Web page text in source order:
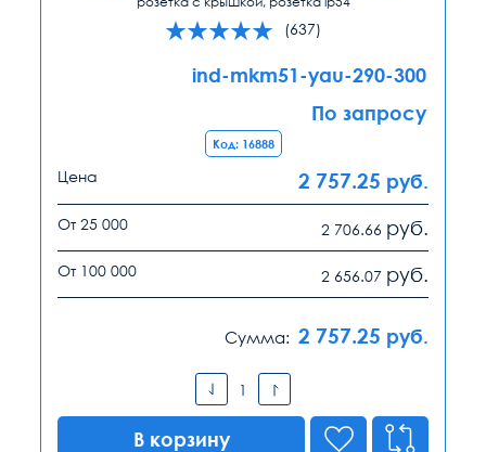
(637)
ind-mkm51-yau-290-300
По запросу
Код: 16888
Цена 2 757.25 руб.
От 25 000 2 706.66 руб.
От 100 000 2 656.07 руб.
Сумма: 2 757.25 руб.
В корзину